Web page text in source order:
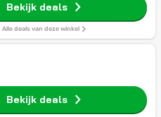
Bekijk deals
Alle deals van deze winkel
Bekijk deals